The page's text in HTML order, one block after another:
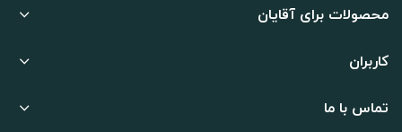
محصولات برای آقایان
کاربران
تماس با ما